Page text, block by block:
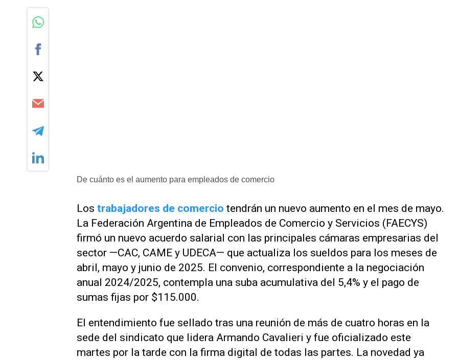
De cuánto es el aumento para empleados de comercio
Los trabajadores de comercio tendrán un nuevo aumento en el mes de mayo.
La Federación Argentina de Empleados de Comercio y Servicios (FAECYS)
firmó un nuevo acuerdo salarial con las principales cámaras empresarias del
sector —CAC, CAME y UDECA— que actualiza los sueldos para los meses de
abril, mayo y junio de 2025. El convenio, correspondiente a la negociación
anual 2024/2025, contempla una suba acumulativa del 5,4% y el pago de
sumas fijas por $115.000.
El entendimiento fue sellado tras una reunión de más de cuatro horas en la
sede del sindicato que lidera Armando Cavalieri y fue oficializado este
martes por la tarde con la firma digital de todas las partes. La novedad ya